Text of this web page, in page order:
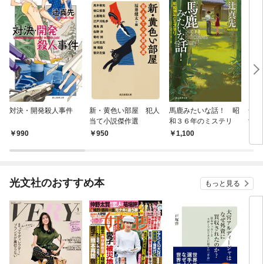
対決・開発殺人事件
990
新・黄色い部屋 犯人
当て小説傑作選
950
馬鹿みたいな話！ 昭
和３６年のミステリ
1,100
命
女
光文社のおすすめ本 もっと見る